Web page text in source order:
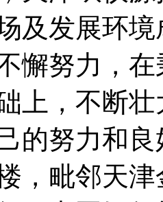
及发展环
懈努力，
上，不断
的努力和
，毗邻天